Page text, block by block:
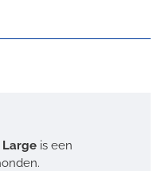
is een